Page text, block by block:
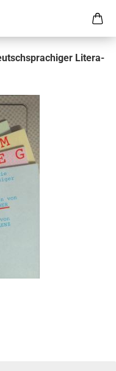
Li­te­ra­